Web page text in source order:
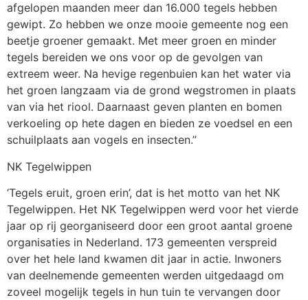
afgelopen maanden meer dan 16.000 tegels hebben
gewipt. Zo hebben we onze mooie gemeente nog een
beetje groener gemaakt. Met meer groen en minder
tegels bereiden we ons voor op de gevolgen van
extreem weer. Na hevige regenbuien kan het water via
het groen langzaam via de grond wegstromen in plaats
van via het riool. Daarnaast geven planten en bomen
verkoeling op hete dagen en bieden ze voedsel en een
schuilplaats aan vogels en insecten.”
NK Tegelwippen
‘Tegels eruit, groen erin’, dat is het motto van het NK
Tegelwippen. Het NK Tegelwippen werd voor het vierde
jaar op rij georganiseerd door een groot aantal groene
organisaties in Nederland. 173 gemeenten verspreid
over het hele land kwamen dit jaar in actie. Inwoners
van deelnemende gemeenten werden uitgedaagd om
zoveel mogelijk tegels in hun tuin te vervangen door